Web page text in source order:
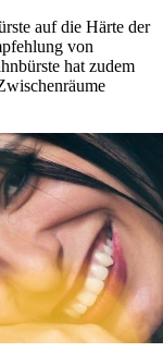
auf die Härte der
von
hat zudem